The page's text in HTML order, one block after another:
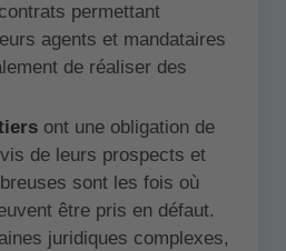
permettant
agents et mandataires
de réaliser des
ont une obligation de
de leurs prospects et
sont les fois où
être pris en défaut.
juridiques complexes,